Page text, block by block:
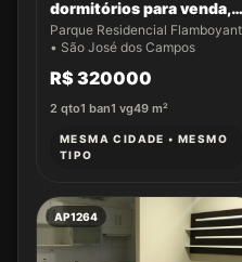
dormitórios para venda,
49 m² por R$ 320.000,00
- Parque Residencial
dos Campos/SP
Parque Residencial Flamboyant
• São José dos Campos
R$ 320000
2 qto1 ban1 vg49 m²
MESMA CIDADE • MESMO
TIPO
AP1264